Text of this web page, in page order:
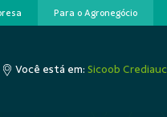
Para o Agronegócio
Você está em: Sicoob Crediauc